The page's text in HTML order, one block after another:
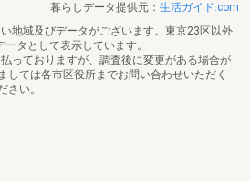
暮らしデータ提供元： 生活ガイド.com
地域及びデータがございます。東京23区以外
タとして表示しています。
っておりますが、調査後に変更がある場合が
しては各市区役所までお問い合わせいただく
さい。